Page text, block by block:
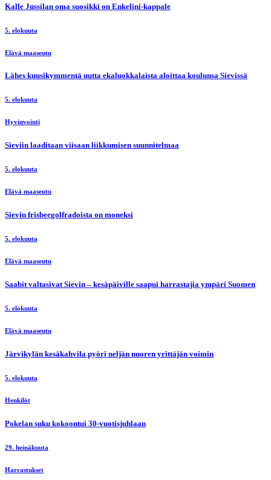
Kalle Jussilan oma suosikki on Enkelini-kappale
5. elokuuta
Elävä maaseutu
Lähes kuusikymmentä uutta ekaluokkalaista aloittaa koulunsa Sievissä
5. elokuuta
Hyvinvointi
Sieviin laaditaan viisaan liikkumisen suunnitelmaa
5. elokuuta
Elävä maaseutu
Sievin frisbeegolfradoista on moneksi
5. elokuuta
Elävä maaseutu
Saabit valtasivat Sievin – kesäpäiville saapui harrastajia ympäri Suomen
5. elokuuta
Elävä maaseutu
Järvikylän kesäkahvila pyöri neljän nuoren yrittäjän voimin
5. elokuuta
Henkilöt
Pokelan suku kokoontui 30-vuotisjuhlaan
29. heinäkuuta
Harrastukset